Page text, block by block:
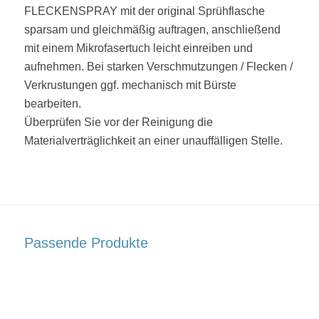
FLECKENSPRAY mit der original Sprühflasche
sparsam und gleichmäßig auftragen, anschließend
mit einem Mikrofasertuch leicht einreiben und
aufnehmen. Bei starken Verschmutzungen / Flecken /
Verkrustungen ggf. mechanisch mit Bürste
bearbeiten.
Überprüfen Sie vor der Reinigung die
Materialverträglichkeit an einer unauffälligen Stelle.
Passende Produkte